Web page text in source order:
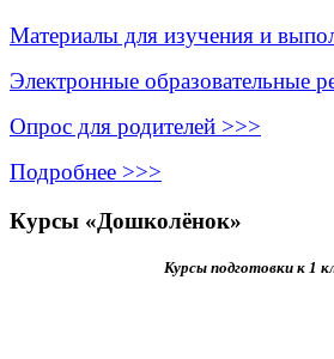
Материалы для изучения и
Электронные образовательные
Опрос для родителей >>>
Подробнее >>>
Курсы «Дошколёнок»
Курсы подготовки к 1